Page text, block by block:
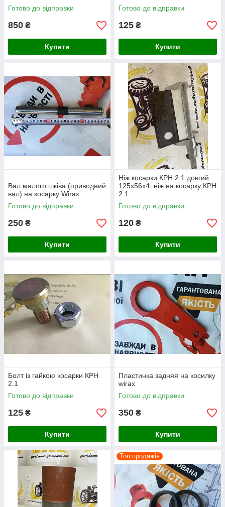
Готово до відправки
850 ₴
Купити
Готово до відправки
125 ₴
Купити
Вал малого шківа (приводний
вал) на косарку Wirax
Готово до відправки
250 ₴
Купити
Ніж косарки КРН 2.1 довгий
125х56х4. ніж на косарку КРН
2.1
Готово до відправки
120 ₴
Купити
Болт із гайкою косарки КРН
2.1
Готово до відправки
125 ₴
Купити
Пластинка задняя на косилку
wirax
Готово до відправки
350 ₴
Купити
Топ продажів